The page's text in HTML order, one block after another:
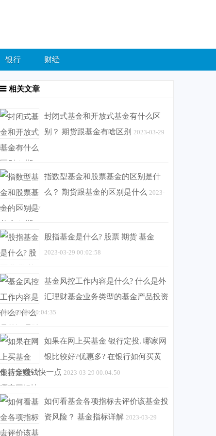
银行 财经
相关文章
封闭式基金和开放式基金有什么区
别？ 期货跟基金有啥区别 2023-03-29
00:00:30
指数型基金和股票基金的区别是什
么？ 期货跟基金的区别是什么 2023-
03-29 00:00:37
股指基金是什么? 股票 期货 基金
2023-03-29 00:02:58
基金风控工作内容是什么? 什么是外
汇理财基金业务类型的基金产品投资
2023-03-29 00:04:35
如果在网上买基金 银行定投. 哪家网
银比较好?优惠多? 在银行如何买黄
金基金赚钱快一点 2023-03-29 00:04:50
如何看基金各项指标去评价该基金投
资风险？ 基金指标详解 2023-03-29
00:05:41